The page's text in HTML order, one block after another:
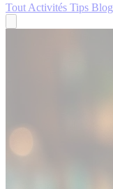
Tout Activités Tips Blog